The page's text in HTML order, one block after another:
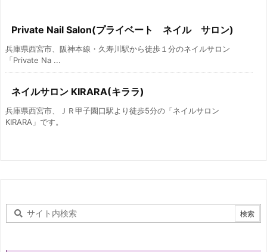
Private Nail Salon(プライベート ネイル サロン)
兵庫県西宮市、阪神本線・久寿川駅から徒歩１分のネイルサロン
「Private Na ...
ネイルサロン KIRARA(キララ)
兵庫県西宮市、ＪＲ甲子園口駅より徒歩5分の「ネイルサロン
KIRARA」です。